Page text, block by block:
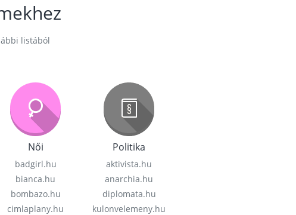
listából
Női
badgirl.hu
bianca.hu
bombazo.hu
cimlaplany.hu
Politika
aktivista.hu
anarchia.hu
diplomata.hu
kulonvelemeny.hu